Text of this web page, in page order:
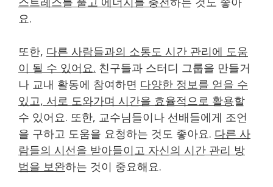
요.
또한, 다른 사람들과의 소통도 시간 관리에 도움
이 될 수 있어요. 친구들과 스터디 그룹을 만들거
나 교내 활동에 참여하면 다양한 정보를 얻을 수
있고, 서로 도와가며 시간을 효율적으로 활용할
수 있어요. 또한, 교수님들이나 선배들에게 조언
을 구하고 도움을 요청하는 것도 좋아요. 다른 사
람들의 시선을 받아들이고 자신의 시간 관리 방
법을 보완하는 것이 중요해요.